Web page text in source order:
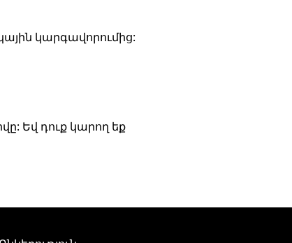
կարգավորումից:
Եվ դուք կարող եք